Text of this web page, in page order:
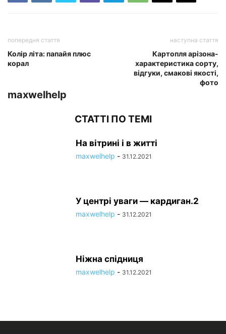
попередня стаття
Колір літа: папайя плюс
корал
наступна стаття
Картопля арізона-
характеристика сорту,
відгуки, смакові якості,
фото
maxwelhelp
СТАТТІ ПО ТЕМІ
На вітрині і в житті
maxwelhelp - 31.12.2021
У центрі уваги — кардиган.2
maxwelhelp - 31.12.2021
Ніжна спідниця
maxwelhelp - 31.12.2021